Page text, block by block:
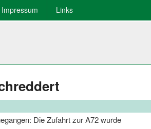
Impressum Links
Die Zufahrt zur A72 wurde